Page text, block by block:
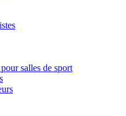
salles de sport